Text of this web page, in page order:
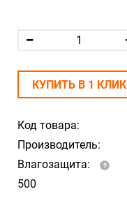
Код товара:
Производитель:
Влагозащита:
500
КУПИТЬ В 1 КЛИК